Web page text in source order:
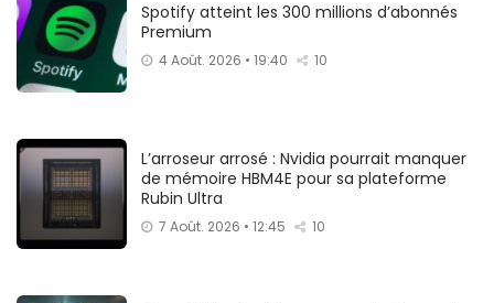
Spotify atteint les 300 millions d’abonnés
Premium
4 Août. 2026 • 19:40 10
L’arroseur arrosé : Nvidia pourrait manquer
de mémoire HBM4E pour sa plateforme
Rubin Ultra
7 Août. 2026 • 12:45 10